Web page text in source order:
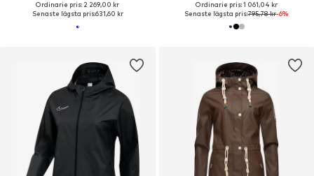
Ordinarie pris: 2 269,00 kr
Senaste lägsta pris:631,60 kr
Ordinarie pris: 1 061,04 kr
Senaste lägsta pris:795,78 kr-6%